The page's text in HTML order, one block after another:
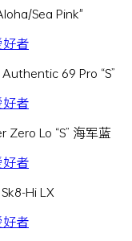
Sea Pink"
69 Pro “S”
Zero Lo “S” 海军蓝
Hi LX